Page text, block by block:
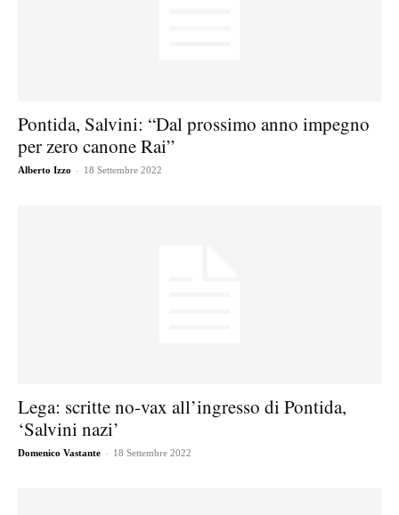
Pontida, Salvini: “Dal prossimo anno impegno
per zero canone Rai”
Alberto Izzo - 18 Settembre 2022
Lega: scritte no-vax all’ingresso di Pontida,
‘Salvini nazi’
Domenico Vastante - 18 Settembre 2022